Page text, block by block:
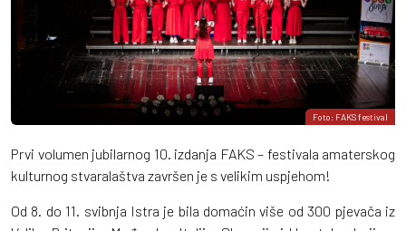
Foto: FAKS festival
Prvi volumen jubilarnog 10. izdanja FAKS – festivala amaterskog
kulturnog stvaralaštva završen je s velikim uspjehom!
Od 8. do 11. svibnja Istra je bila domaćin više od 300 pjevača iz